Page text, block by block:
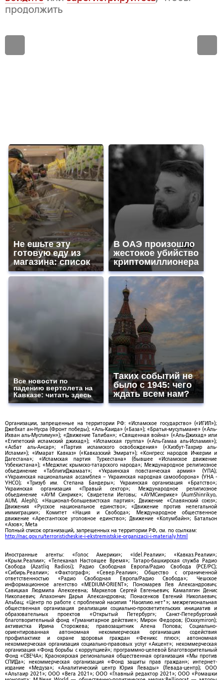
продолжить
Не ешьте эту
готовую еду из
магазина: список
В ОАЭ произошло
жестокое убийство
криптомиллионера
Все новости по
падению вертолета на
Кавказе: читать здесь
Таких событий не
было с 1945: чего
ждать всем нам?
Организации, запрещенные на территории РФ: «Исламское государство» («ИГИЛ»);
Джебхат ан-Нусра (Фронт победы); «Аль-Каида» («База»); «Братья-мусульмане» («Аль-
Ихван аль-Муслимун»); «Движение Талибан»; «Священная война» («Аль-Джихад» или
«Египетский исламский джихад»); «Исламская группа» («Аль-Гамаа аль-Исламия»);
«Асбат аль-Ансар»; «Партия исламского освобождения» («Хизбут-Тахрир аль-
Ислами»); «Имарат Кавказ» («Кавказский Эмират»); «Конгресс народов Ичкерии и
Дагестана»; «Исламская партия Туркестана» (бывшее «Исламское движение
Узбекистана»); «Меджлис крымско-татарского народа»; Международное религиозное
объединение «ТаблигиДжамаат»; «Украинская повстанческая армия» (УПА);
«Украинская национальная ассамблея – Украинская народная самооборона» (УНА -
УНСО); «Тризуб им. Степана Бандеры»; Украинская организация «Братство»;
Украинская организация «Правый сектор»; Международное религиозное
объединение «АУМ Синрике»; Свидетели Иеговы; «АУМСинрике» (AumShinrikyo,
AUM, Aleph); «Национал-большевистская партия»; Движение «Славянский союз»;
Движения «Русское национальное единство»; «Движение против нелегальной
иммиграции»; Комитет «Нация и Свобода»; Международное общественное
движение «Арестантское уголовное единство»; Движение «Колумбайн»; Батальон
«Азов»; Meta
Полный список организаций, запрещенных на территории РФ, см. по ссылкам:
http://nac.gov.ru/terroristicheskie-i-ekstremistskie-organizacii-i-materialy.html
Иностранные агенты: «Голос Америки»; «Idel.Реалии»; «Кавказ.Реалии»;
«Крым.Реалии»; «Телеканал Настоящее Время»; Татаро-башкирская служба Радио
Свобода (Azatliq Radiosi); Радио Свободная Европа/Радио Свобода (PCE/PC);
«Сибирь.Реалии»; «Фактограф»; «Север.Реалии»; Общество с ограниченной
ответственностью «Радио Свободная Европа/Радио Свобода»; Чешское
информационное агентство «MEDIUM-ORIENT»; Пономарев Лев Александрович;
Савицкая Людмила Алексеевна; Маркелов Сергей Евгеньевич; Камалягин Денис
Николаевич; Апахончич Дарья Александровна; Понасенков Евгений Николаевич;
Альбац; «Центр по работе с проблемой насилия "Насилию.нет"»; межрегиональная
общественная организация реализации социально-просветительских инициатив и
образовательных проектов «Открытый Петербург»; Санкт-Петербургский
благотворительный фонд «Гуманитарное действие»; Мирон Федоров; (Oxxxymiron);
активистка Ирина Сторожева; правозащитник Алена Попова; Социально-
ориентированная автономная некоммерческая организация содействия
профилактике и охране здоровья граждан «Феникс плюс»; автономная
некоммерческая организация социально-правовых услуг «Акцент»; некоммерческая
организация «Фонд борьбы с коррупцией»; программно-целевой Благотворительный
Фонд «СВЕЧА»; Красноярская региональная общественная организация «Мы против
СПИДа»; некоммерческая организация «Фонд защиты прав граждан»; интернет-
издание «Медуза»; «Аналитический центр Юрия Левады» (Левада-центр); ООО
«Альтаир 2021»; ООО «Вега 2021»; ООО «Главный редактор 2021»; ООО «Ромашки